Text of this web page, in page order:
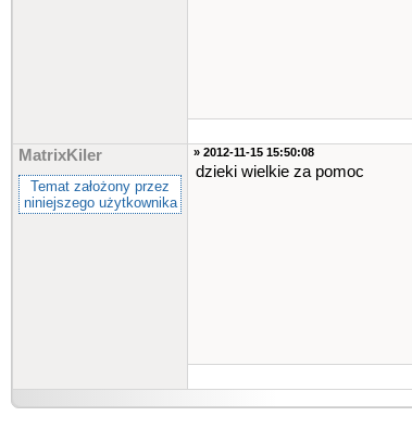
MatrixKiler
Temat założony przez
niniejszego użytkownika
» 2012-11-15 15:50:08
dzieki wielkie za pomoc